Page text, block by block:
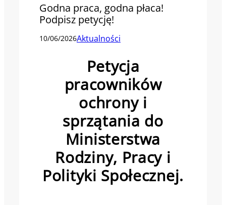
Godna praca, godna płaca!
Podpisz petycję!
10/06/2026Aktualności
Petycja
pracowników
ochrony i
sprzątania do
Ministerstwa
Rodziny, Pracy i
Polityki Społecznej.